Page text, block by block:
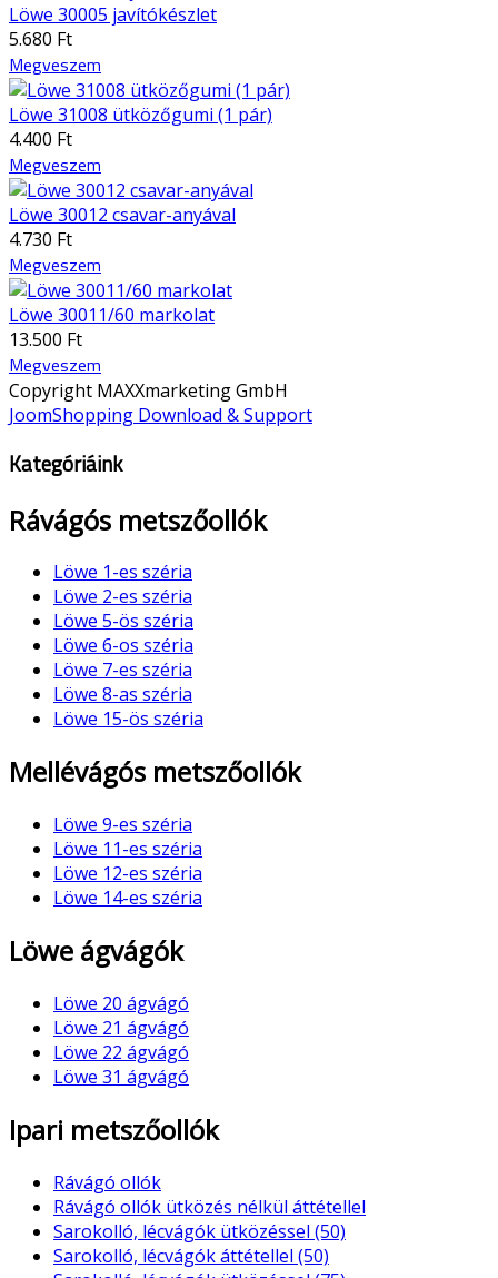
Löwe 30005 javítókészlet
5.680 Ft
Megveszem
Löwe 31008 ütközőgumi (1 pár)
4.400 Ft
Megveszem
Löwe 30012 csavar-anyával
4.730 Ft
Megveszem
Löwe 30011/60 markolat
13.500 Ft
Megveszem
Copyright MAXXmarketing GmbH
JoomShopping Download & Support
Kategóriáink
Rávágós metszőollók
Löwe 1-es széria
Löwe 2-es széria
Löwe 5-ös széria
Löwe 6-os széria
Löwe 7-es széria
Löwe 8-as széria
Löwe 15-ös széria
Mellévágós metszőollók
Löwe 9-es széria
Löwe 11-es széria
Löwe 12-es széria
Löwe 14-es széria
Löwe ágvágók
Löwe 20 ágvágó
Löwe 21 ágvágó
Löwe 22 ágvágó
Löwe 31 ágvágó
Ipari metszőollók
Rávágó ollók
Rávágó ollók ütközés nélkül áttétellel
Sarokolló, lécvágók ütközéssel (50)
Sarokolló, lécvágók áttétellel (50)